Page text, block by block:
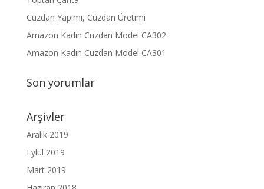
Cüzdan Yapımı, Cüzdan Üretimi
Amazon Kadın Cüzdan Model CA302
Amazon Kadın Cüzdan Model CA301
Son yorumlar
Arşivler
Aralık 2019
Eylül 2019
Mart 2019